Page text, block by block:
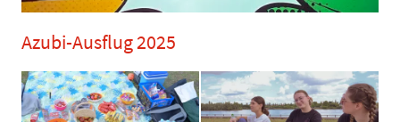
Azubi-Ausflug 2025